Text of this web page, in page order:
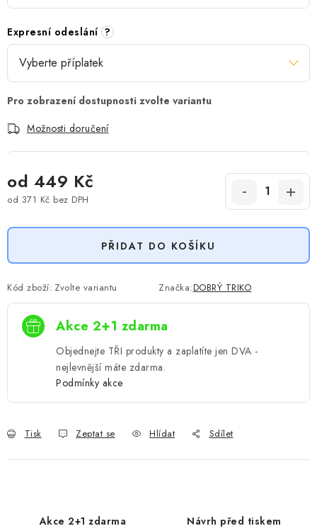
Expresní odeslání ?
Možnosti doručení
od 449 Kč
od 371 Kč bez DPH
PŘIDAT DO KOŠÍKU
Kód zboží: Zvolte variantu Značka:DOBRÝ TRIKO
Akce 2+1 zdarma
Objednejte TŘI produkty a zaplatíte jen DVA -
nejlevnější máte zdarma.
Podmínky akce
Tisk Zeptat se Hlídat Sdílet
Akce 2+1 zdarma Návrh před tiskem